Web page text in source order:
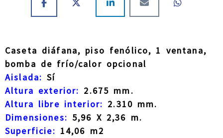
Caseta diáfana, piso fenólico, 1 ventana,
bomba de frío/calor opcional
Aislada:Sí
Altura exterior: 2.675 mm.
Altura libre interior: 2.310 mm.
Dimensiones: 5,96 X 2,36 m.
Superficie: 14,06 m2